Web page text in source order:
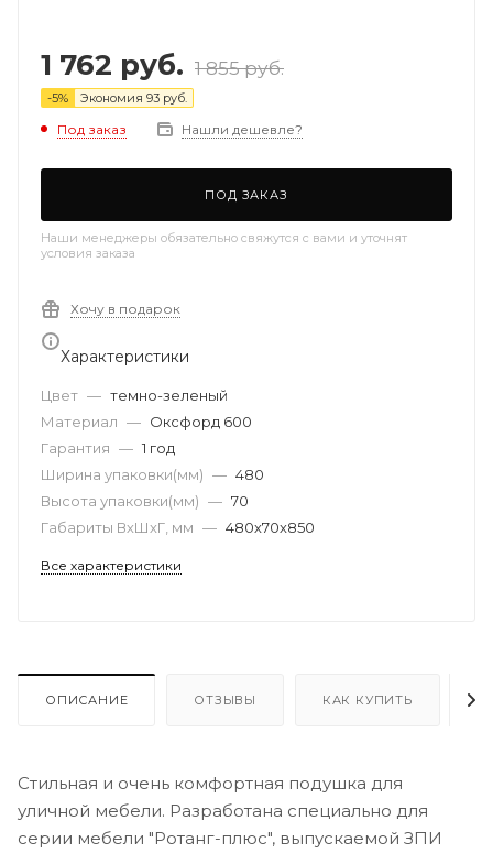
1 762 руб. 1 855руб.
-5% Экономия 93 руб.
Под заказ Нашли дешевле?
ПОД ЗАКАЗ
Наши менеджеры обязательно свяжутся с вами и уточнят
условия заказа
Хочу в подарок
Характеристики
Цвет — темно-зеленый
Материал — Оксфорд 600
Гарантия — 1 год
Ширина упаковки(мм) — 480
Высота упаковки(мм) — 70
Габариты ВхШхГ, мм — 480х70х850
Все характеристики
ОПИСАНИЕ ОТЗЫВЫ КАК КУПИТЬ
Стильная и очень комфортная подушка для
уличной мебели. Разработана специально для
серии мебели "Ротанг-плюс", выпускаемой ЗПИ